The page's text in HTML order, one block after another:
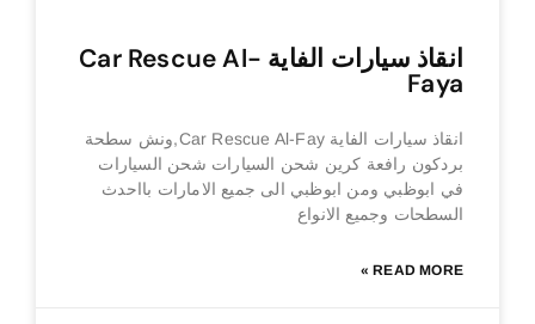
انقاذ سيارات الفاية Car Rescue Al-
Faya
انقاذ سيارات الفاية Car Rescue Al-Fay,ونش سطحة
بردكون رافعة كرين شحن السيارات شحن السيارات
في ابوظبي ومن ابوظبي الى جميع الامارات بااحدث
السطحات وجميع الانواع
READ MORE »